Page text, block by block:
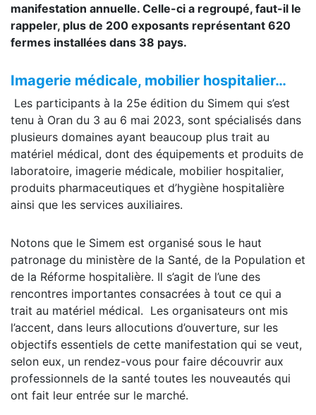
manifestation annuelle. Celle-ci a regroupé, faut-il le
rappeler, plus de 200 exposants représentant 620
fermes installées dans 38 pays.
Imagerie médicale, mobilier hospitalier…
Les participants à la 25e édition du Simem qui s’est
tenu à Oran du 3 au 6 mai 2023, sont spécialisés dans
plusieurs domaines ayant beaucoup plus trait au
matériel médical, dont des équipements et produits de
laboratoire, imagerie médicale, mobilier hospitalier,
produits pharmaceutiques et d’hygiène hospitalière
ainsi que les services auxiliaires.
Notons que le Simem est organisé sous le haut
patronage du ministère de la Santé, de la Population et
de la Réforme hospitalière. Il s’agit de l’une des
rencontres importantes consacrées à tout ce qui a
trait au matériel médical. Les organisateurs ont mis
l’accent, dans leurs allocutions d’ouverture, sur les
objectifs essentiels de cette manifestation qui se veut,
selon eux, un rendez-vous pour faire découvrir aux
professionnels de la santé toutes les nouveautés qui
ont fait leur entrée sur le marché.